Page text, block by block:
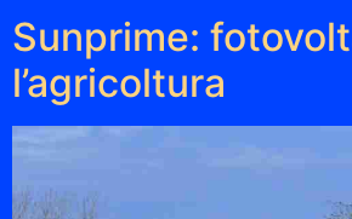
Sunprime:
l’agricoltura